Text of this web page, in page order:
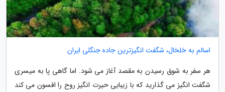
اسالم به خلخال، شگفت انگیزترین جاده جنگلی ایران
هر سفر به شوق رسیدن به مقصد آغاز می شود. اما گاهی پا به میسری
شگفت انگیز می گذارید که با زیبایی حیرت انگیز روح را افسون می کند